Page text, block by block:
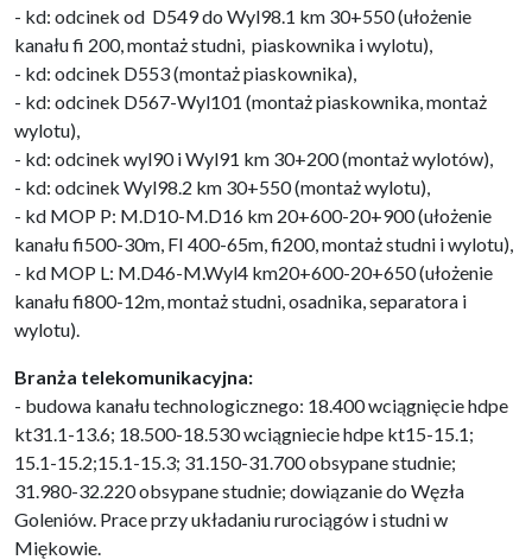
- kd: odcinek od D549 do Wyl98.1 km 30+550 (ułożenie
kanału fi 200, montaż studni, piaskownika i wylotu),
- kd: odcinek D553 (montaż piaskownika),
- kd: odcinek D567-Wyl101 (montaż piaskownika, montaż
wylotu),
- kd: odcinek wyl90 i Wyl91 km 30+200 (montaż wylotów),
- kd: odcinek Wyl98.2 km 30+550 (montaż wylotu),
- kd MOP P: M.D10-M.D16 km 20+600-20+900 (ułożenie
kanału fi500-30m, FI 400-65m, fi200, montaż studni i wylotu),
- kd MOP L: M.D46-M.Wyl4 km20+600-20+650 (ułożenie
kanału fi800-12m, montaż studni, osadnika, separatora i
wylotu).
Branża telekomunikacyjna:
- budowa kanału technologicznego: 18.400 wciągnięcie hdpe
kt31.1-13.6; 18.500-18.530 wciągniecie hdpe kt15-15.1;
15.1-15.2;15.1-15.3; 31.150-31.700 obsypane studnie;
31.980-32.220 obsypane studnie; dowiązanie do Węzła
Goleniów. Prace przy układaniu rurociągów i studni w
Miękowie.